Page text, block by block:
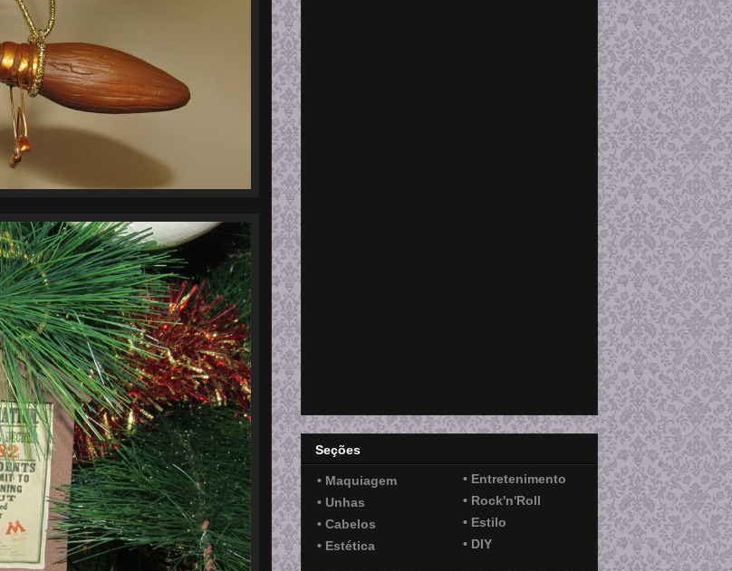
Seções
• Maquiagem
• Entretenimento
• Unhas
• Rock'n'Roll
• Cabelos
• Estilo
• Estética
• DIY